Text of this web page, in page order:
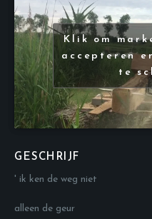
Klik om
accepteren
te
GESCHRIJF
' ik ken de weg niet
alleen de geur